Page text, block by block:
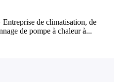
de climatisation, de
de pompe à chaleur à...